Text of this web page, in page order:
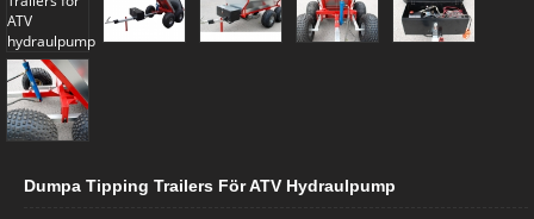
Dumpa Tipping Trailers För ATV Hydraulpump